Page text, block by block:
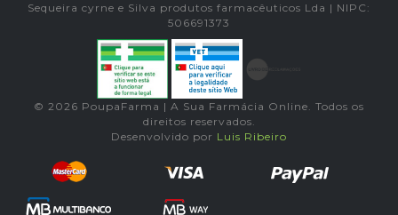
Sequeira cyrne e Silva produtos farmacêuticos Lda | NIPC:
506691373
© 2026 PoupaFarma | A Sua Farmácia Online. Todos os
direitos reservados.
Desenvolvido por Luis Ribeiro